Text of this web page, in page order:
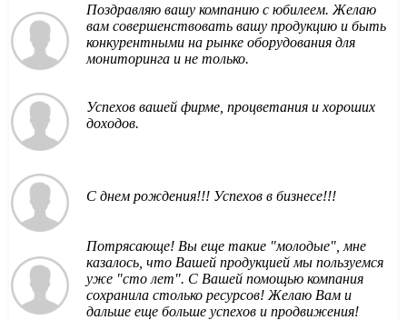
Поздравляю вашу компанию с юбилеем. Желаю
вам совершенствовать вашу продукцию и быть
конкурентными на рынке оборудования для
мониторинга и не только.
Успехов вашей фирме, процветания и хороших
доходов.
С днем рождения!!! Успехов в бизнесе!!!
Потрясающе! Вы еще такие "молодые", мне
казалось, что Вашей продукцией мы пользуемся
уже "сто лет". С Вашей помощью компания
сохранила столько ресурсов! Желаю Вам и
дальше еще больше успехов и продвижения!